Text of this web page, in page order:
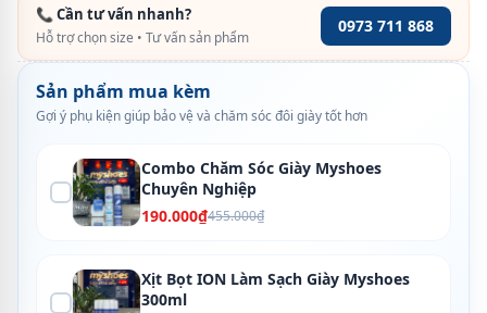
📞 Cần tư vấn nhanh?
Hỗ trợ chọn size • Tư vấn sản phẩm
0973 711 868
Sản phẩm mua kèm
Gợi ý phụ kiện giúp bảo vệ và chăm sóc đôi giày tốt hơn
Combo Chăm Sóc Giày Myshoes
Chuyên Nghiệp
190.000₫455.000₫
Xịt Bọt ION Làm Sạch Giày Myshoes
300ml